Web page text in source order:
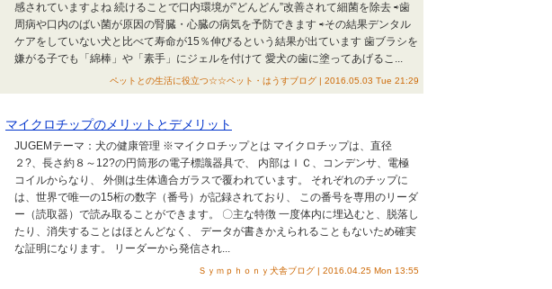
感されていますよね 続けることで口内環境が”どんどん”改善されて細菌を除去 ⇨歯
周病や口内のばい菌が原因の腎臓・心臓の病気を予防できます ⇨その結果デンタル
ケアをしていない犬と比べて寿命が15％伸びるという結果が出ています 歯ブラシを
嫌がる子でも「綿棒」や「素手」にジェルを付けて 愛犬の歯に塗ってあげるこ...
ペットとの生活に役立つ☆☆ペット・はうすブログ | 2016.05.03 Tue 21:29
マイクロチップのメリットとデメリット
JUGEMテーマ：犬の健康管理 ※マイクロチップとは マイクロチップは、直径
２?、長さ約８～12?の円筒形の電子標識器具で、 内部はＩＣ、コンデンサ、電極
コイルからなり、 外側は生体適合ガラスで覆われています。 それぞれのチップに
は、世界で唯一の15桁の数字（番号）が記録されており、 この番号を専用のリーダ
ー（読取器）で読み取ることができます。 〇主な特徴 一度体内に埋込むと、脱落し
たり、消失することはほとんどなく、 データが書きかえられることもないため確実
な証明になります。 リーダーから発信され...
Ｓｙｍｐｈｏｎｙ犬舎ブログ | 2016.04.25 Mon 13:55